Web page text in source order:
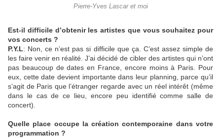
Pierre-Yves Lascar et moi
Est-il difficile d’obtenir les artistes que vous souhaitez pour
vos concerts ?
P.Y.L: Non, ce n’est pas si difficile que ça. C’est assez simple de
les faire venir en réalité. J’ai décidé de cibler des artistes qui n’ont
pas beaucoup de dates en France, encore moins à Paris. Pour
eux, cette date devient importante dans leur planning, parce qu’il
s’agit de Paris que l’étranger regarde avec un réel intérêt (même
dans le cas de ce lieu, encore peu identifié comme salle de
concert).
Quelle place occupe la création contemporaine dans votre
programmation ?